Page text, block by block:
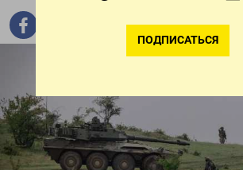
ПОДПИСАТЬСЯ